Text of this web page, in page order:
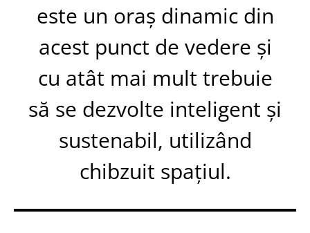
este un oraș dinamic din
acest punct de vedere și
cu atât mai mult trebuie
să se dezvolte inteligent și
sustenabil, utilizând
chibzuit spațiul.